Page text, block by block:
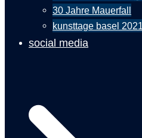
30 Jahre Mauerfall
kunsttage basel 2021
social media